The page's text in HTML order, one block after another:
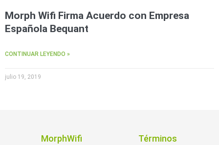
Morph Wifi Firma Acuerdo con Empresa
Española Bequant
CONTINUAR LEYENDO »
julio 19, 2019
MorphWifi Términos